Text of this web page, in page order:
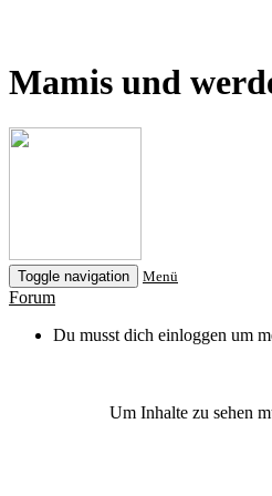
Mamis und
Toggle navigation Menü
Forum
Du musst dich einloggen um
Um Inhalte zu sehen